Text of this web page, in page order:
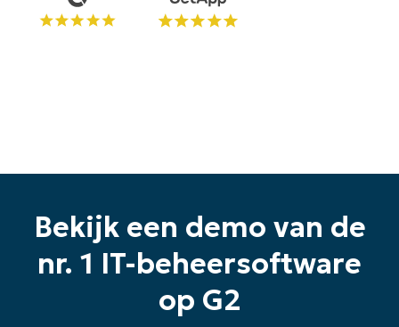
Bekijk een demo van de
nr. 1 IT-beheersoftware
op G2
Geen creditcard nodig, volledige toegang tot alle
First
and
name*
Business